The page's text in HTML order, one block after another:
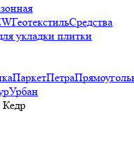
ГеотекстильСредства
укладки плитки
ПаркетПетра
Урбан
Кедр